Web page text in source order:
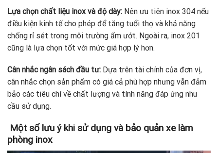
Lựa chọn chất liệu inox và độ dày: Nên ưu tiên inox 304 nếu
điều kiện kinh tế cho phép để tăng tuổi thọ và khả năng
chống rỉ sét trong môi trường ẩm ướt. Ngoài ra, inox 201
cũng là lựa chọn tốt với mức giá hợp lý hơn.
Cân nhắc ngân sách đầu tư: Dựa trên tài chính của đơn vị,
cân nhắc chọn sản phẩm có giá cả phù hợp nhưng vẫn đảm
bảo các tiêu chí về chất lượng và tính năng đáp ứng nhu
cầu sử dụng.
Một số lưu ý khi sử dụng và bảo quản xe làm
phòng inox